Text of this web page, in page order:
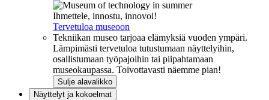
Ihmettele, innostu, innovoi!
Tervetuloa museoon
Tekniikan museo tarjoaa elämyksiä vuoden ympäri.
Lämpimästi tervetuloa tutustumaan näyttelyihin,
osallistumaan työpajoihin tai piipahtamaan
museokaupassa. Toivottavasti näemme pian!
Sulje alavalikko
Näyttelyt ja kokoelmat